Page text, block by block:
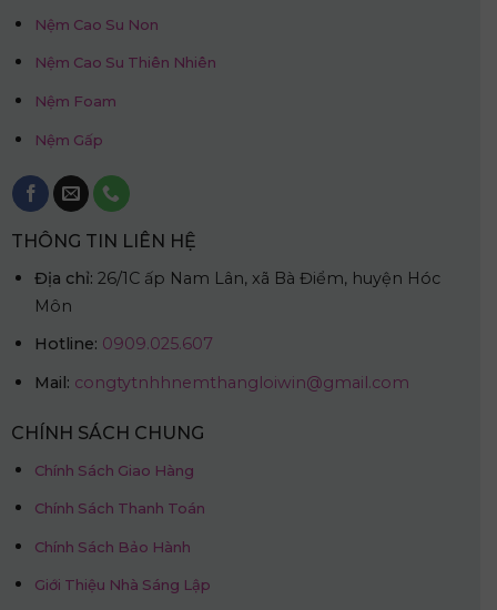
Nệm Cao Su Non
Nệm Cao Su Thiên Nhiên
Nệm Foam
Nệm Gấp
THÔNG TIN LIÊN HỆ
Địa chỉ: 26/1C ấp Nam Lân, xã Bà Điểm, huyện Hóc
Môn
Hotline: 0909.025.607
Mail: congtytnhhnemthangloiwin@gmail.com
CHÍNH SÁCH CHUNG
Chính Sách Giao Hàng
Chính Sách Thanh Toán
Chính Sách Bảo Hành
Giới Thiệu Nhà Sáng Lập